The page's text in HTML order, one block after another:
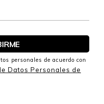
personales de acuerdo con
Datos Personales de